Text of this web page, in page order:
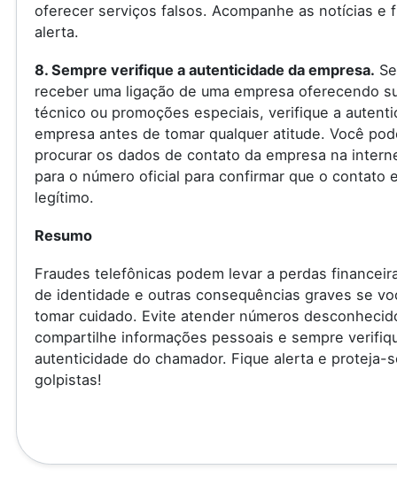
oferecer serviços falsos. Acompanhe as notícias e
alerta.
8. Sempre verifique a autenticidade da empresa.
receber uma ligação de uma empresa oferecendo
técnico ou promoções especiais, verifique a
empresa antes de tomar qualquer atitude. Você
procurar os dados de contato da empresa na
para o número oficial para confirmar que o contato
legítimo.
Resumo
Fraudes telefônicas podem levar a perdas
de identidade e outras consequências graves se
tomar cuidado. Evite atender números
compartilhe informações pessoais e sempre
autenticidade do chamador. Fique alerta e proteja-
golpistas!